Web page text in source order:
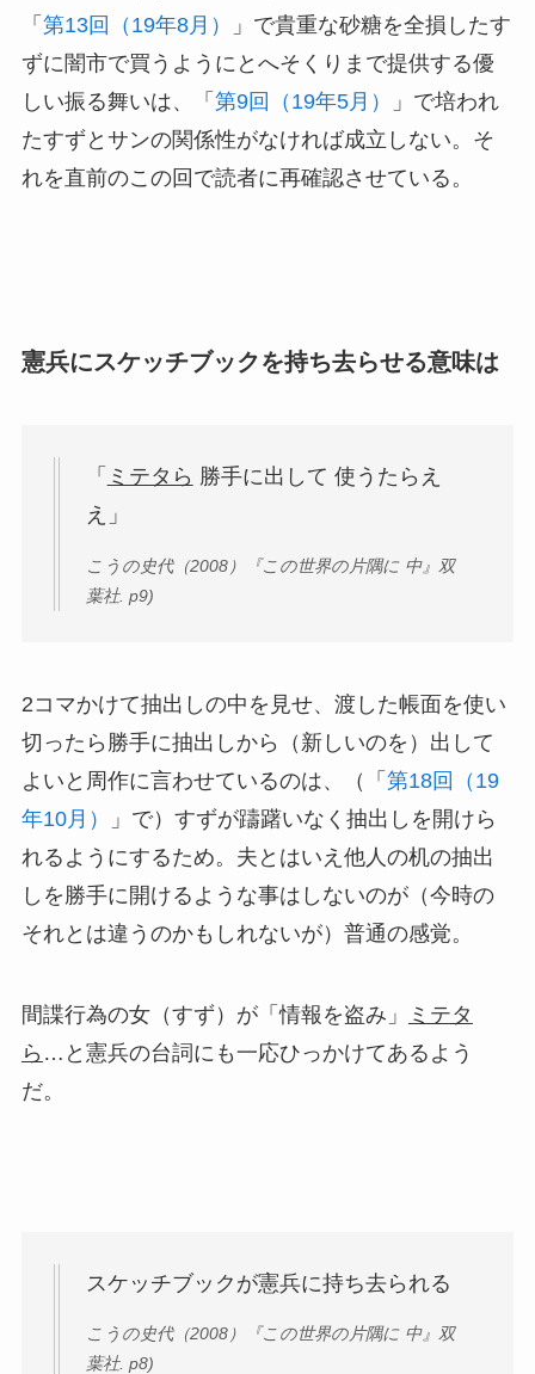
「 第13回（19年8月）
」で貴重な砂糖を全損したす
ずに闇市で買うようにとへそくりまで提供する優
しい振る舞いは、「 第9回（19年5月）
」で培われ
たすずとサンの関係性がなければ成立しない。そ
れを直前のこの回で読者に再確認させている。
憲兵にスケッチブックを持ち去らせる意味は
「 ミテタら 勝手に出して 使うたらえ
え」
こうの史代（2008）『この世界の片隅に 中』双
葉社. p9)
2コマかけて抽出しの中を見せ、渡した帳面を使い
切ったら勝手に抽出しから（新しいのを）出して
よいと周作に言わせているのは、（「 第18回（19
年10月）
」で）すずが躊躇いなく抽出しを開けら
れるようにするため。夫とはいえ他人の机の抽出
しを勝手に開けるような事はしないのが（今時の
それとは違うのかもしれないが）普通の感覚。
間諜行為の女（すず）が「情報を盗み」
ミテタ
ら …と憲兵の台詞にも一応ひっかけてあるよう
だ。
スケッチブックが憲兵に持ち去られる
こうの史代（2008）『この世界の片隅に 中』双
葉社. p8)